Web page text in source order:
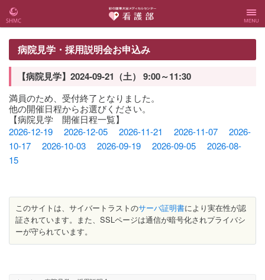
彩の国
東大宮
メディ
カルセ
ンター
彩の国東大宮
ンター 看護
Menu
病院見学・採用説明会お申込み
【病院見学】2024-09-21（土） 9:00～11:30
満員のため、受付終了となりました。
他の開催日程からお選びください。
【病院見学 開催日程一覧】
2026-12-19
2026-12-05 2026-11-21 2026-11-07
2026-
10-17
2026-10-03 2026-09-19 2026-09-05
2026-08-
15
このサイトは、サイバートラストのサーバ証明書により実在性が認
証されています。また、SSLページは通信が暗号化されプライバシ
ーが守られています。